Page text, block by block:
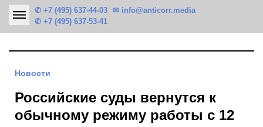
✆ +7 (495) 637-44-03
✆ +7 (495) 637-53-41
✉ info@anticorr.media
Новости
Российские суды вернутся к
обычному режиму работы с 12